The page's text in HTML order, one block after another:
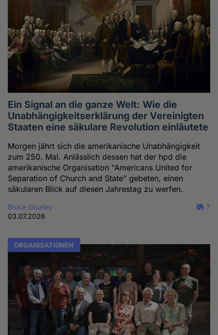
Ein Signal an die ganze Welt: Wie die
Unabhängigkeitserklärung der Vereinigten
Staaten eine säkulare Revolution einläutete
Morgen jährt sich die amerikanische Unabhängigkeit
zum 250. Mal. Anlässlich dessen hat der hpd die
amerikanische Organisation "Americans United for
Separation of Church and State" gebeten, einen
säkularen Blick auf diesen Jahrestag zu werfen.
Bruce Gourley
03.07.2026
7
ORGANISATIONEN